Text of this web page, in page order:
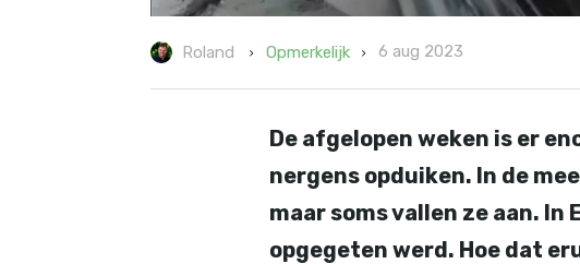
Roland Opmerkelijk 6 aug 2023
De afgelopen weken is er
nergens opduiken. In de
maar soms vallen ze aan.
opgegeten werd. Hoe dat